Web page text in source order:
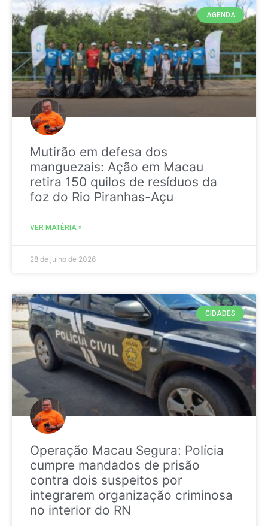
AGENDA
Mutirão em defesa dos
manguezais: Ação em Macau
retira 150 quilos de resíduos da
foz do Rio Piranhas-Açu
VER MATÉRIA »
28 de julho de 2026
CIDADES
Operação Macau Segura: Polícia
cumpre mandados de prisão
contra dois suspeitos por
integrarem organização criminosa
no interior do RN